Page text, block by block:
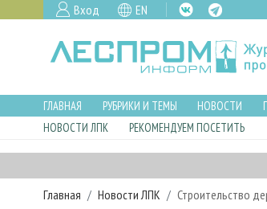
Вход EN
ГЛАВНАЯ РУБРИКИ И ТЕМЫ НОВОСТИ
НОВОСТИ ЛПК
РЕКОМЕНДУЕМ ПОСЕТИТЬ
Главная Новости ЛПК Строительство